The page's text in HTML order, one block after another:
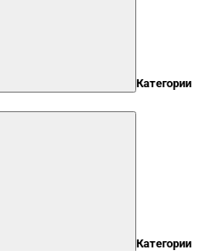
Категории
Категории